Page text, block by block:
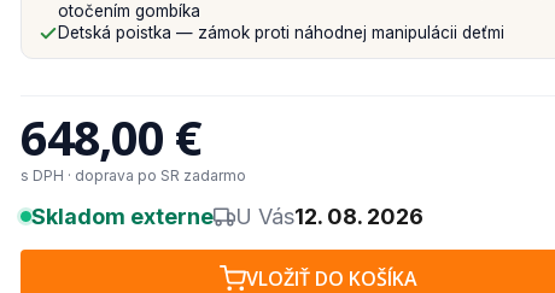
otočením gombíka
Detská poistka — zámok proti náhodnej manipulácii deťmi
648,00 €
s DPH · doprava po SR zadarmo
Skladom externe U Vás12. 08. 2026
VLOŽIŤ DO KOŠÍKA